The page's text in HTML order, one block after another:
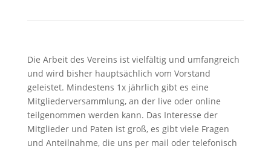
Die Arbeit des Vereins ist vielfältig und umfangreich
und wird bisher hauptsächlich vom Vorstand
geleistet. Mindestens 1x jährlich gibt es eine
Mitgliederversammlung, an der live oder online
teilgenommen werden kann. Das Interesse der
Mitglieder und Paten ist groß, es gibt viele Fragen
und Anteilnahme, die uns per mail oder telefonisch